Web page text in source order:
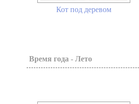
Кот под деревом
Время года - Лето